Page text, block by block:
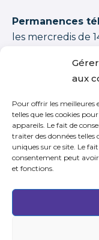
aux
Pour offrir les meilleures
telles que les cookies
appareils. Le fait de
traiter des données
uniques sur ce site. Le
consentement peut
et fonctions.
Permanences
les mercredis de
1350
+ journées
S’inscrire